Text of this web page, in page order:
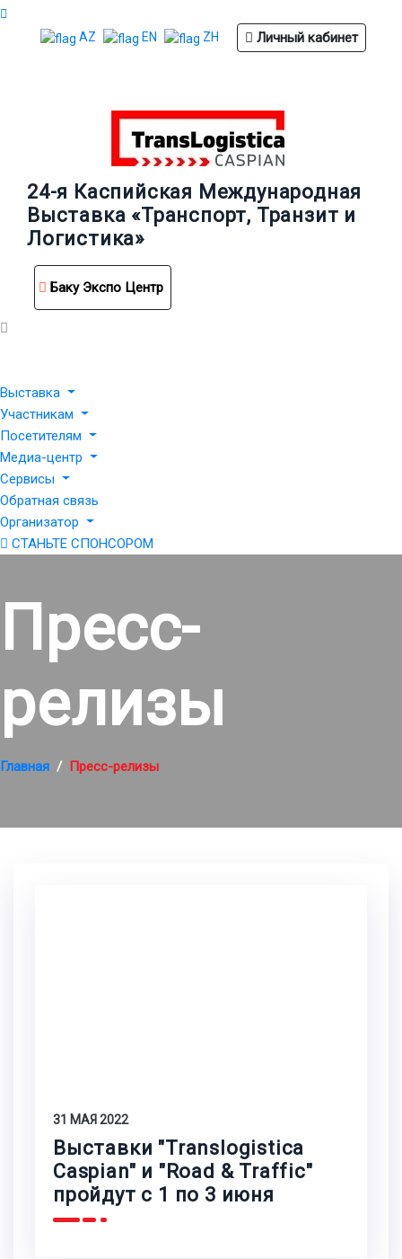
AZ EN ZH Личный кабинет
24-я Каспийская Международная
Выставка «Транспорт, Транзит и
Логистика»
Баку Экспо Центр
Выставка
Участникам
Посетителям
Медиа-центр
Сервисы
Обратная связь
Организатор
СТАНЬТЕ СПОНСОРОМ
Пресс-
релизы
Главная Пресс-релизы
31 МАЯ 2022
Выставки "Translogistica
Caspian" и "Road & Traffic"
пройдут с 1 по 3 июня